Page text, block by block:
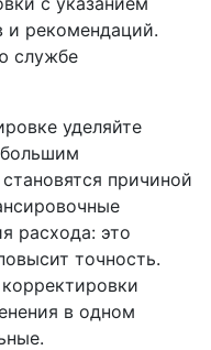
и рекомендаций.
службе
уделяйте
причиной
расхода: это
точность.
в одном